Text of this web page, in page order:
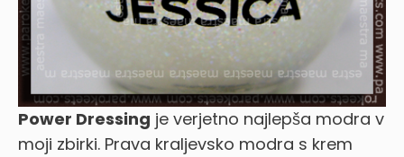
Power Dressing je verjetno najlepša modra v
moji zbirki. Prava kraljevsko modra s krem